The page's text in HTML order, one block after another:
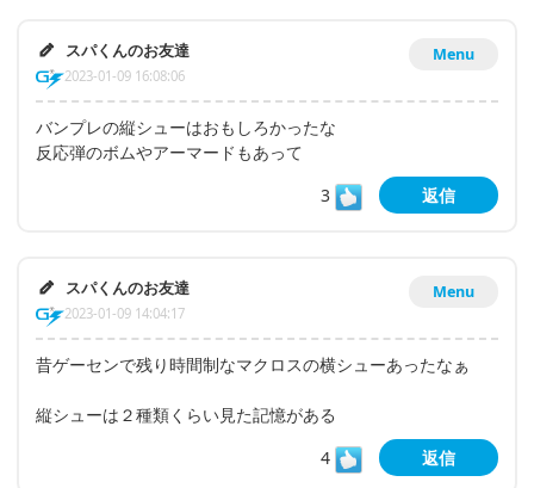
Menu
スパくんのお友達
2023-01-09 16:08:06
バンプレの縦シューはおもしろかったな
反応弾のボムやアーマードもあって
3
返信
Menu
スパくんのお友達
2023-01-09 14:04:17
昔ゲーセンで残り時間制なマクロスの横シューあったなぁ
縦シューは２種類くらい見た記憶がある
4
返信